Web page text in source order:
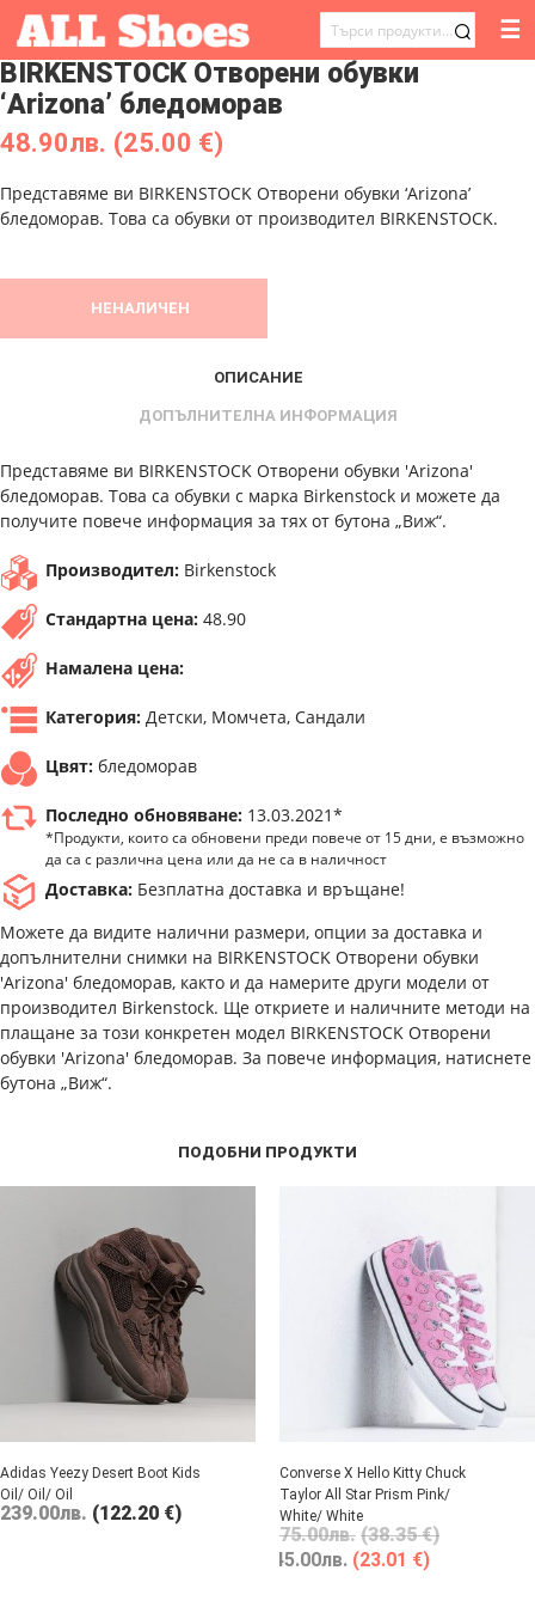
ТЪРСЕНЕ
ЗА:
☰
BIRKENSTOCK Отворени обувки
‘Arizona’ бледоморав
48.90лв. (25.00 €)
Представяме ви BIRKENSTOCK Отворени обувки ‘Arizona’
бледоморав. Това са обувки от производител BIRKENSTOCK.
НЕНАЛИЧЕН
ОПИСАНИЕ
ДОПЪЛНИТЕЛНА ИНФОРМАЦИЯ
Представяме ви BIRKENSTOCK Отворени обувки 'Arizona'
бледоморав. Това са обувки с марка Birkenstock и можете да
получите повече информация за тях от бутона „Виж“.
Производител: Birkenstock
Стандартна цена: 48.90
Намалена цена:
Категория: Детски, Момчета, Сандали
Цвят: бледоморав
Последно обновяване: 13.03.2021*
*Продукти, които са обновени преди повече от 15 дни, е възможно
да са с различна цена или да не са в наличност
Доставка: Безплатна доставка и връщане!
Можете да видите налични размери, опции за доставка и
допълнителни снимки на BIRKENSTOCK Отворени обувки
'Arizona' бледоморав, както и да намерите други модели от
производител Birkenstock. Ще откриете и наличните методи на
плащане за този конкретен модел BIRKENSTOCK Отворени
обувки 'Arizona' бледоморав. За повече информация, натиснете
бутона „Виж“.
ПОДОБНИ ПРОДУКТИ
Adidas Yeezy Desert Boot Kids
Oil/ Oil/ Oil
239.00лв. (122.20 €)
Converse X Hello Kitty Chuck
Taylor All Star Prism Pink/
White/ White
75.00лв. (38.35 €)
45.00лв. (23.01 €)